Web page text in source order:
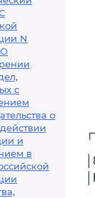
N
О
с
о
и
в